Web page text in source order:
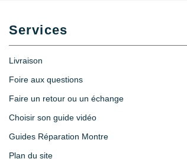
Services
Livraison
Foire aux questions
Faire un retour ou un échange
Choisir son guide vidéo
Guides Réparation Montre
Plan du site